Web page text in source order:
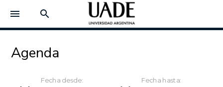
menu search
Agenda
Fecha desde: Fecha hasta: